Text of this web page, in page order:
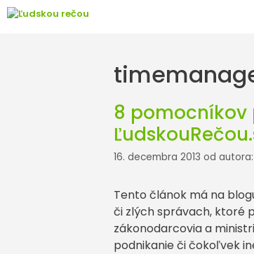
Preskočiť
8
16. decembra 2013 od autora:
Tento článok má na
či zlých správach, ktoré
zákonodarcovia a
podnikanie či čokoľvek